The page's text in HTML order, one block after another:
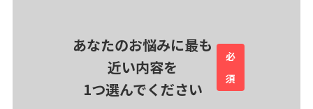
あなたのお悩みに最も
近い内容を
1つ選んでください
必
須